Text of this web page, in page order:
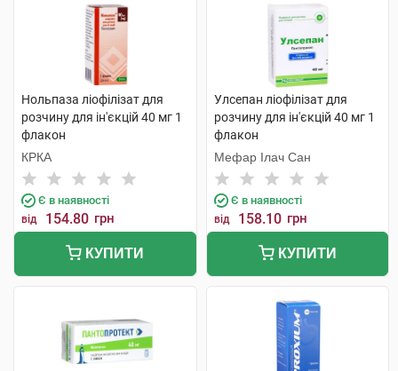
Нольпаза ліофілізат для
розчину для ін'єкцій 40 мг 1
флакон
КРКА
Є в наявності
від 154.80 грн
КУПИТИ
Улсепан ліофілізат для
розчину для ін'єкцій 40 мг 1
флакон
Мефар Ілач Сан
Є в наявності
від 158.10 грн
КУПИТИ